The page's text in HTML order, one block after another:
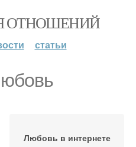
ОТНОШЕНИЙ
статьи
Любовь в интернете